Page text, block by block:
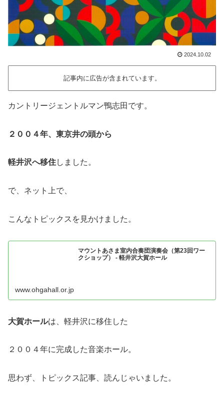
2024.10.02
記事内に広告が含まれています。
カントリージェントルマン鴨志田です。
２００４年、東京井の頭から
軽井沢へ移住しました。
で、ネット上で、
こんなトピックスを見かけました。
マウントあさま室内合奏団演奏会（第23回ワー
クショップ） - 軽井沢大賀ホール
www.ohgahall.or.jp
大賀ホールは、軽井沢に移住した
２００４年に完成した音楽ホール。
思わず、トピックス記事、読んじゃいました。